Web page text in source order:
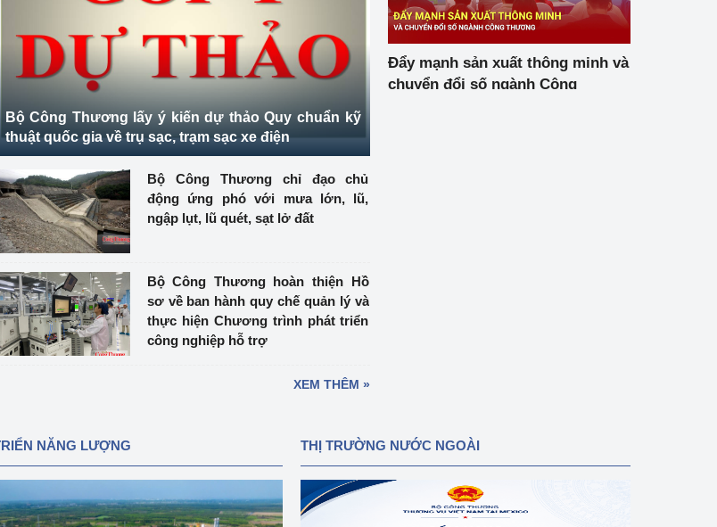
nền tảng
nghiệp
Bộ Công Thương lấy ý kiến dự thảo Quy chuẩn kỹ
thuật quốc gia về trụ sạc, trạm sạc xe điện
Bộ Công Thương chỉ đạo chủ
động ứng phó với mưa lớn, lũ,
ngập lụt, lũ quét, sạt lở đất
Bộ Công Thương hoàn thiện Hồ
sơ về ban hành quy chế quản lý và
thực hiện Chương trình phát triển
công nghiệp hỗ trợ
XEM THÊM »
Đẩy mạnh sản xuất thông minh và
chuyển đổi số ngành Công
NĂNG LƯỢNG THỊ TRƯỜNG NƯỚC NGOÀI